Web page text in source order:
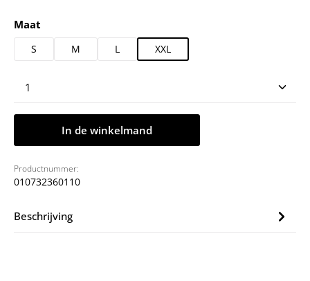
Selecteer
Maat
S M L XXL
Producthoeveelheid: Voer de gewenste
In de winkelmand
Productnummer:
010732360110
Beschrijving